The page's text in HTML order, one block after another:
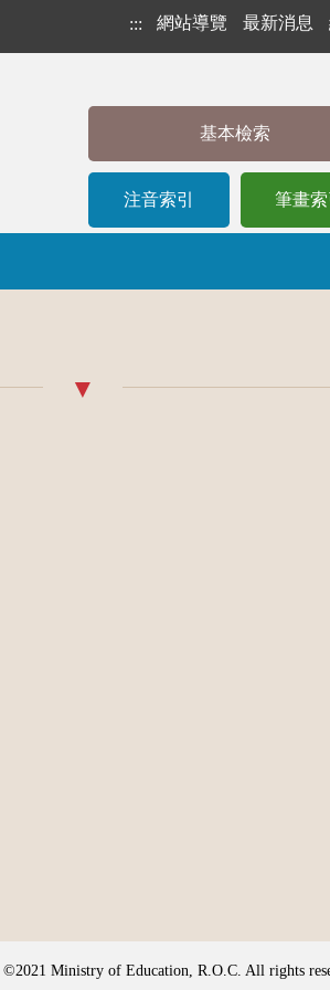
::: 網站導覽 最新消息
基本檢索
注音索引 筆畫索
©2021 Ministry of Education, R.O.C. All rights